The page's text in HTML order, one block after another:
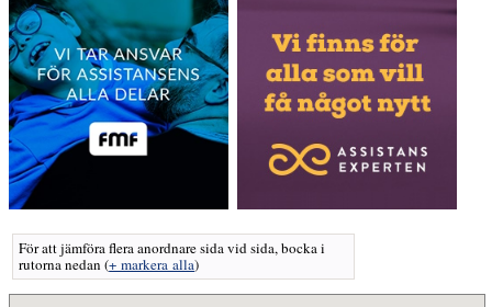
För att jämföra flera anordnare sida vid sida, bocka i
rutorna nedan(+ markera alla)